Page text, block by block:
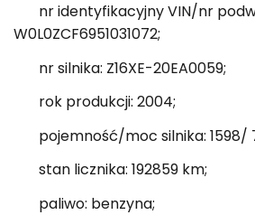
nr identyfikacyjny VIN/nr
W0L0ZCF6951031072;
nr silnika: Z16XE-20EA0059;
rok produkcji: 2004;
pojemność/moc silnika: 1598/
stan licznika: 192859 km;
paliwo: benzyna;